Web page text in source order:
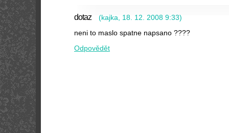
dotaz (kajka 18. 12. 2008 9:33)
neni to maslo spatne napsano ????
Odpovědět